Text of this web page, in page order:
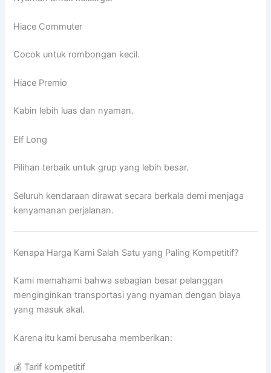
Hiace Commuter
Cocok untuk rombongan kecil.
Hiace Premio
Kabin lebih luas dan nyaman.
Elf Long
Pilihan terbaik untuk grup yang lebih besar.
Seluruh kendaraan dirawat secara berkala demi menjaga
kenyamanan perjalanan.
Kenapa Harga Kami Salah Satu yang Paling Kompetitif?
Kami memahami bahwa sebagian besar pelanggan
menginginkan transportasi yang nyaman dengan biaya
yang masuk akal.
Karena itu kami berusaha memberikan:
💰 Tarif kompetitif